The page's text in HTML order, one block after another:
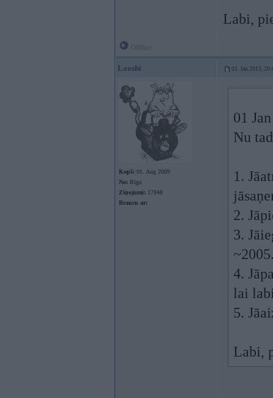
Labi,
Laoshi 01. Jan 2013,
Kopš: 01. Aug 2009
No: Rīga
Ziņojumi: 17948
Braucu ar:
01
Nu
1.
2.
3.
4.
lai
5.
Labi,